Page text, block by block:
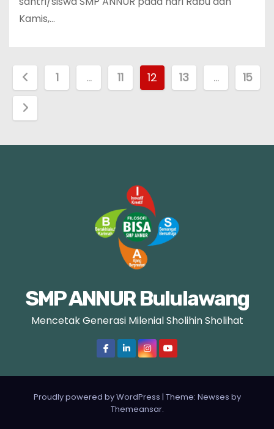
Kamis,…
a
1 … 11 12 13 … 15
SMP ANNUR Bululawang
Mencetak Generasi Milenial Sholihin Sholihat
Proudly powered by WordPress | Theme: Newses by
Themeansar.